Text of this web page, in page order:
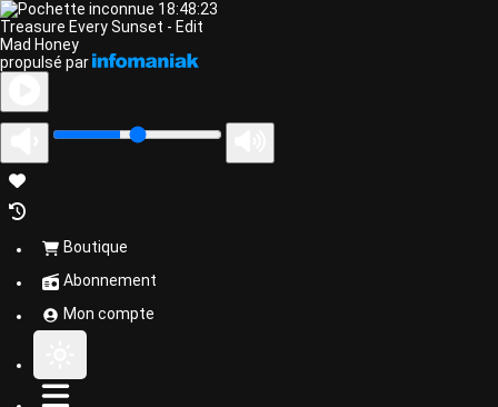
18:48:23
Treasure Every Sunset - Edit
Mad Honey
propulsé par
Boutique
Abonnement
Mon compte